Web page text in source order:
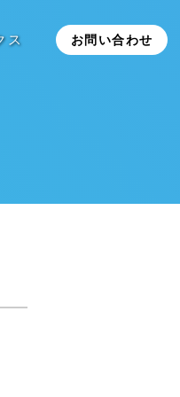
ス お問い合わせ